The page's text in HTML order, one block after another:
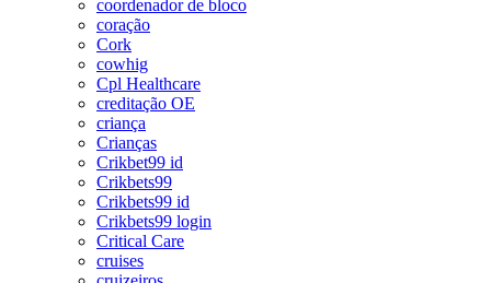
coordenador de bloco
coração
Cork
cowhig
Cpl Healthcare
creditação OE
criança
Crianças
Crikbet99 id
Crikbets99
Crikbets99 id
Crikbets99 login
Critical Care
cruises